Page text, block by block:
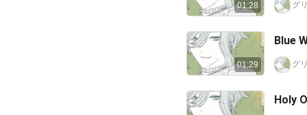
01:28
01:29
Blue
Holy